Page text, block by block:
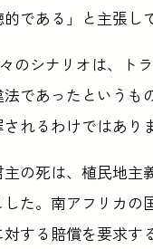
である」と主張し
のシナリオは、ト
であったという
れるわけではあり
の死は、植民地主
た。南アフリカの
する賠償を要求